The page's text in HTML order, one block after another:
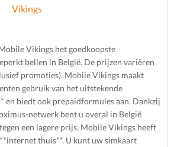
Vikings het goedkoopste
bellen in België. De prijzen variëren
promoties). Mobile Vikings maakt
gebruik van het uitstekende
en biedt ook prepaidformules aan. Dankzij
netwerk bent u overal in België
een lagere prijs. Mobile Vikings heeft
thuis**. U kunt uw simkaart